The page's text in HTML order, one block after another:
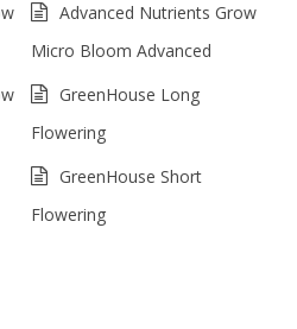
Advanced Nutrients Grow
Micro Bloom Advanced
GreenHouse Long
Flowering
GreenHouse Short
Flowering